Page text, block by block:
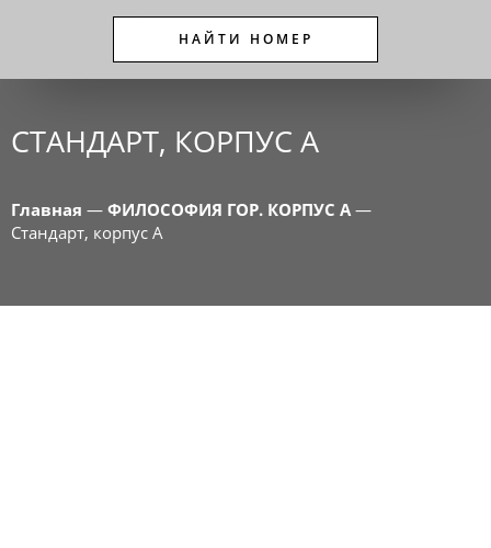
НАЙТИ НОМЕР
СТАНДАРТ, КОРПУС A
Главная — ФИЛОСОФИЯ ГОР. КОРПУС А —
Стандарт, корпус A